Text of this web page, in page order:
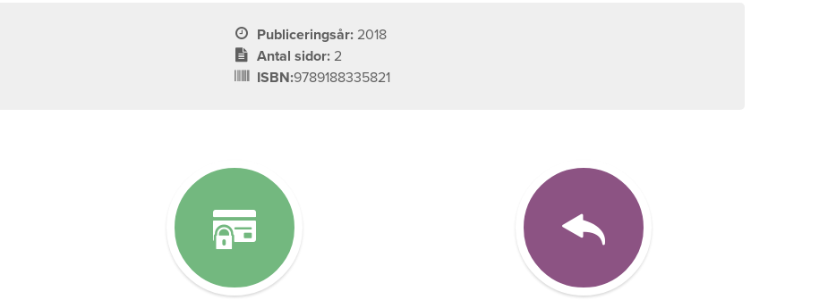
Publiceringsår: 2018
Antal sidor: 2
ISBN:9789188335821